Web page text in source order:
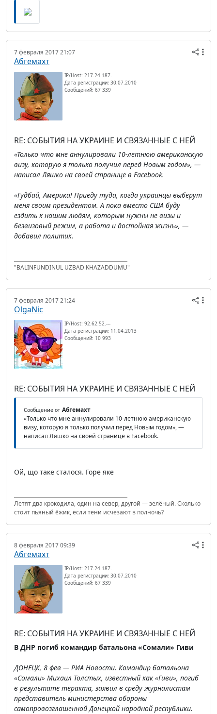
7 февраля 2017 21:07
Абгемахт
IP/Host: 217.24.187.---
Дата регистрации: 30.07.2010
Сообщений: 67 339
RE: СОБЫТИЯ НА УКРАИНЕ И СВЯЗАННЫЕ С НЕЙ
«Только что мне аннулировали 10-летнюю американскую
визу, которую я только получил перед Новым годом», —
написал Ляшко на своей странице в Facebook.
«Гудбай, Америка! Приеду туда, когда украинцы выберут
меня своим президентом. А пока вместо США буду
ездить к нашим людям, которым нужны не визы и
безвизовый режим, а работа и достойная жизнь», —
добавил политик.
"BALINFUNDINUL UZBAD KHAZADDUMU"
7 февраля 2017 21:24
OlgaNic
IP/Host: 92.62.52.---
Дата регистрации: 11.04.2013
Сообщений: 10 993
RE: СОБЫТИЯ НА УКРАИНЕ И СВЯЗАННЫЕ С НЕЙ
Сообщение от Абгемахт
«Только что мне аннулировали 10-летнюю американскую
визу, которую я только получил перед Новым годом», —
написал Ляшко на своей странице в Facebook.
Ой, що таке сталося. Горе яке
Летят два крокодила, один на север, другой — зелёный. Сколько
стоит пьяный ёжик, если тени исчезают в полночь?
8 февраля 2017 09:39
Абгемахт
IP/Host: 217.24.187.---
Дата регистрации: 30.07.2010
Сообщений: 67 339
RE: СОБЫТИЯ НА УКРАИНЕ И СВЯЗАННЫЕ С НЕЙ
В ДНР погиб командир батальона «Сомали» Гиви
ДОНЕЦК, 8 фев — РИА Новости. Командир батальона
«Сомали» Михаил Толстых, известный как «Гиви», погиб
в результате теракта, заявил в среду журналистам
представитель министерства обороны
самопровозглашенной Донецкой народной республики.